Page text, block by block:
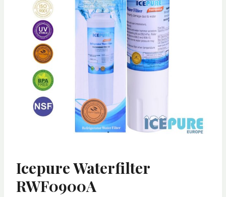
Icepure Waterfilter
RWF0900A